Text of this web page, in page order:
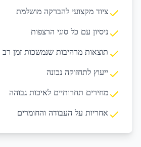
ציוד מקצועי להברקה מושלמת
ניסיון עם כל סוגי הרצפות
תוצאות מרהיבות שנמשכות זמן רב
ייעוץ לתחזוקה נכונה
מחירים תחרותיים לאיכות גבוהה
אחריות על העבודה והחומרים